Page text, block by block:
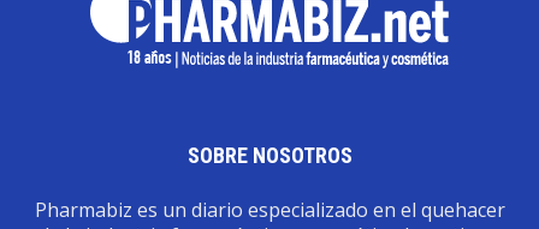
SOBRE NOSOTROS
Pharmabiz es un diario especializado en el quehacer